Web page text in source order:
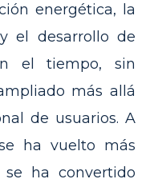
energética, la
el desarrollo de
el tiempo, sin
más allá
de usuarios. A
ha vuelto más
ha convertido